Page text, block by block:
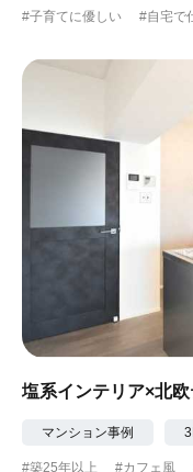
#子育てに優しい
#自宅で
塩系インテリア×北欧
マンション事例
#築25年以上 #カフェ風